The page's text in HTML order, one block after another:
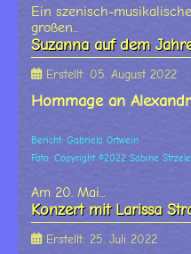
Ein szenisch-
großen...
Suzanna auf dem
Erstellt: 05. August 2022
Hommage an
Bericht: Gabriela Ortwein
Foto: Copyright ©2022 Sabine
Am 20. Mai...
Konzert mit Larissa
Erstellt: 25. Juli 2022